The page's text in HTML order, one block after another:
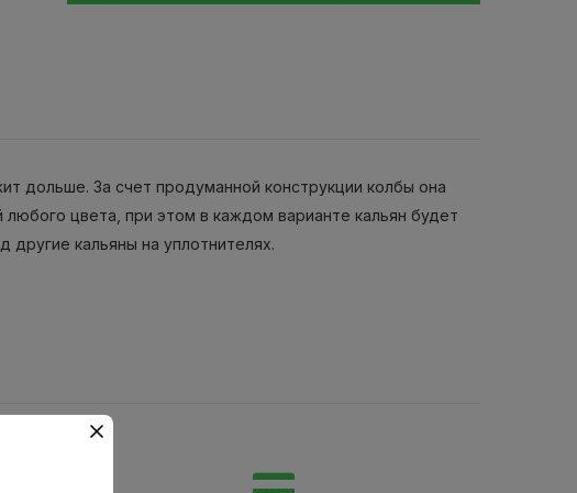
дольше. За счет продуманной конструкции колбы она
цвета, при этом в каждом варианте кальян будет
кальяны на уплотнителях.